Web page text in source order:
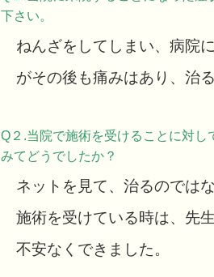
下さい。
ねんざをしてしまい、病院
がその後も痛みはあり、治
Q２.当院で施術を受けることに対
みてどうでしたか？
ネットを見て、治るのでは
施術を受けている時は、先
不安なくできました。